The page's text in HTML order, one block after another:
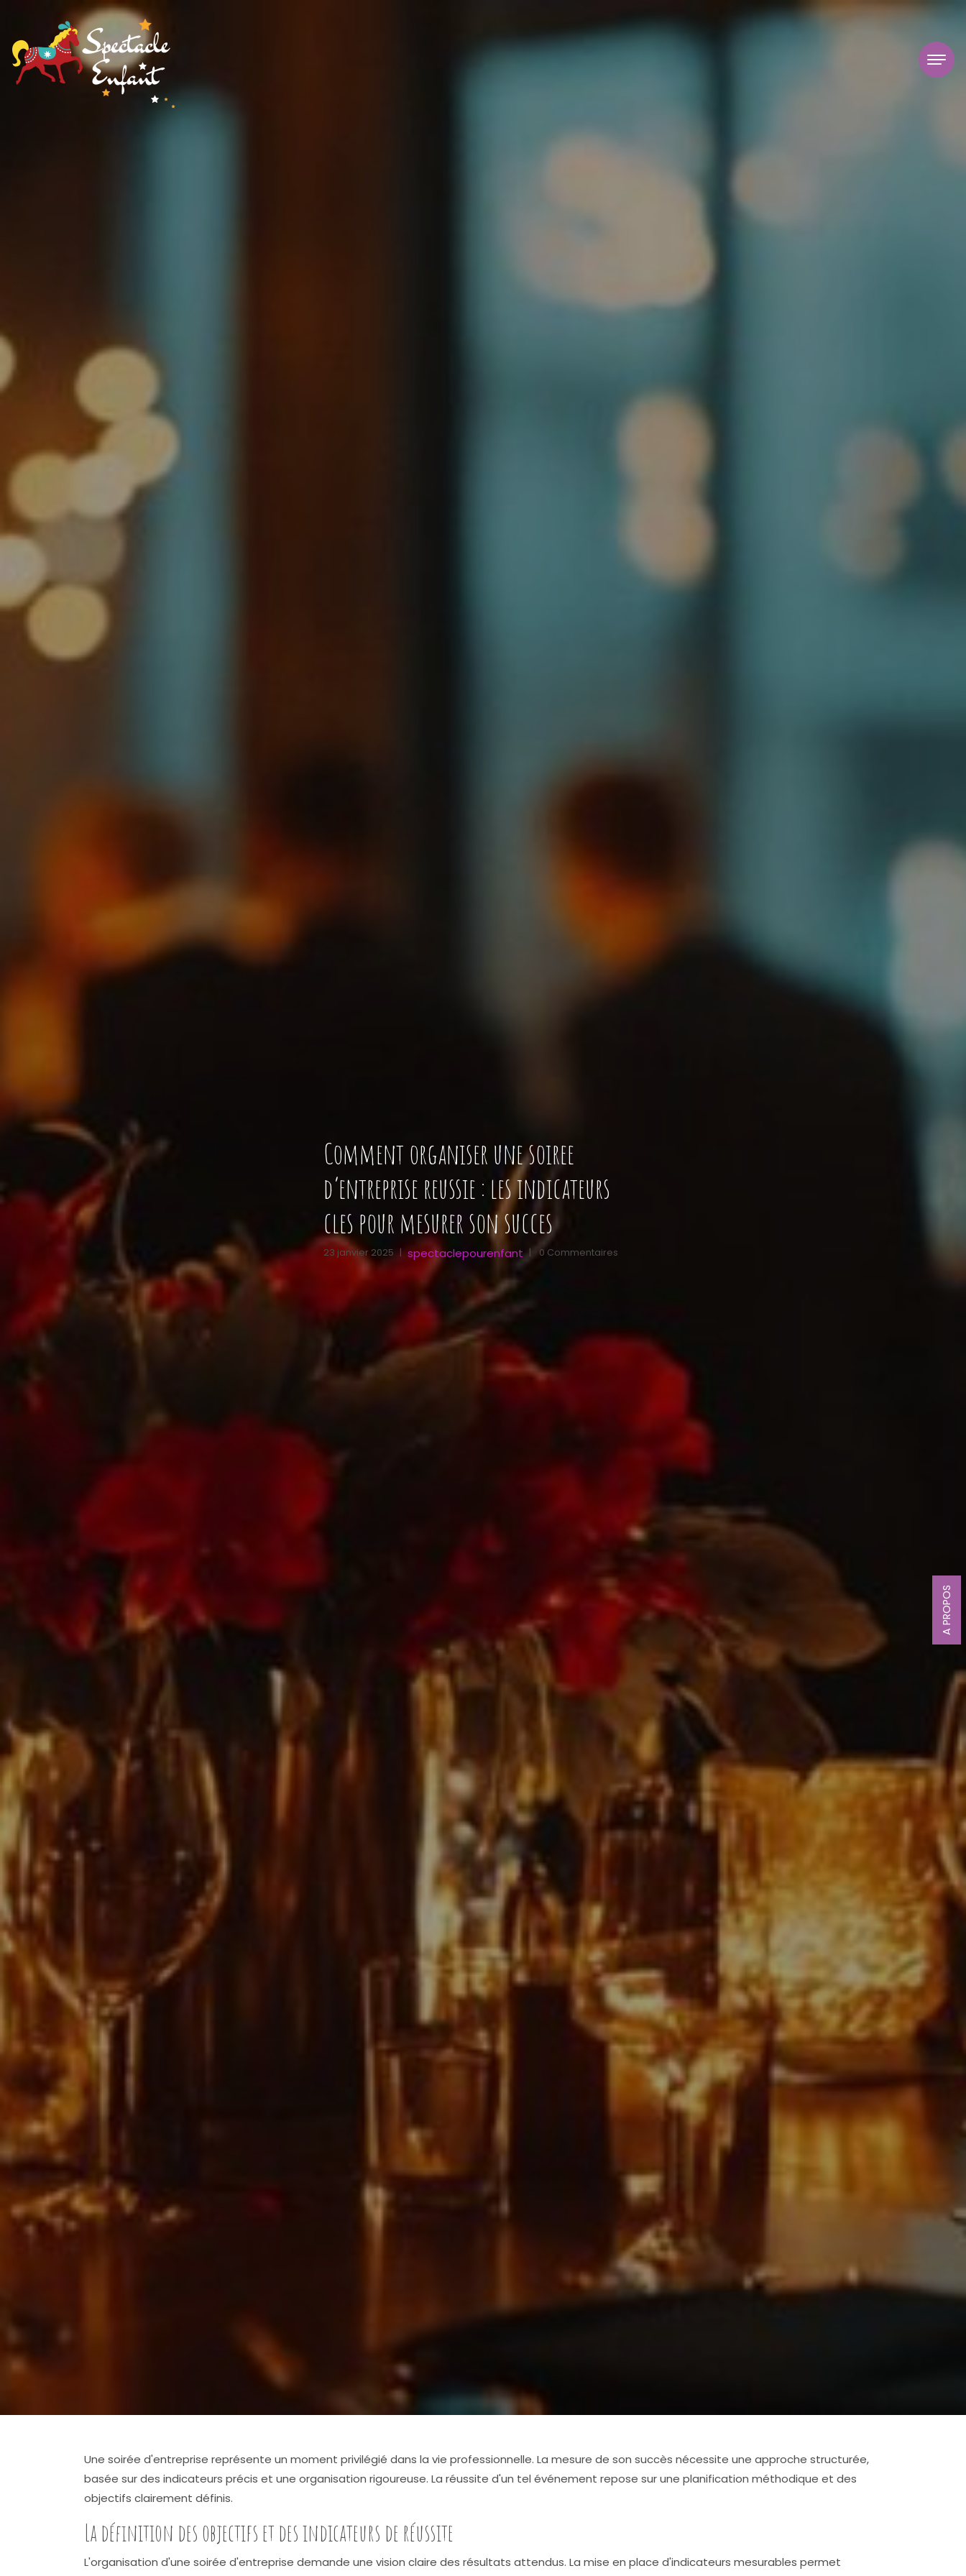
Comment organiser une soiree
d’entreprise reussie : les indicateurs
cles pour mesurer son succes
23 janvier 2025 | spectaclepourenfant | 0 Commentaires
A PROPOS
Une soirée d'entreprise représente un moment privilégié dans la vie professionnelle. La mesure de son succès nécessite une approche structurée,
basée sur des indicateurs précis et une organisation rigoureuse. La réussite d'un tel événement repose sur une planification méthodique et des
objectifs clairement définis.
La définition des objectifs et des indicateurs de réussite
L'organisation d'une soirée d'entreprise demande une vision claire des résultats attendus. La mise en place d'indicateurs mesurables permet